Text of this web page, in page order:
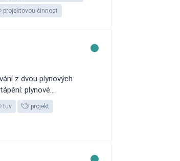
projektovou činnost
z dvou plynových
plynové...
tuv projekt